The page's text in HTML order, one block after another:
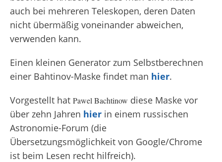
auch bei mehreren Teleskopen, deren Daten
nicht übermäßig voneinander abweichen,
verwenden kann.
Einen kleinen Generator zum Selbstberechnen
einer Bahtinov-Maske findet man hier.
Vorgestellt hat Pawel Bachtinow diese Maske vor
über zehn Jahren hier in einem russischen
Astronomie-Forum (die
Übersetzungsmöglichkeit von Google/Chrome
ist beim Lesen recht hilfreich).